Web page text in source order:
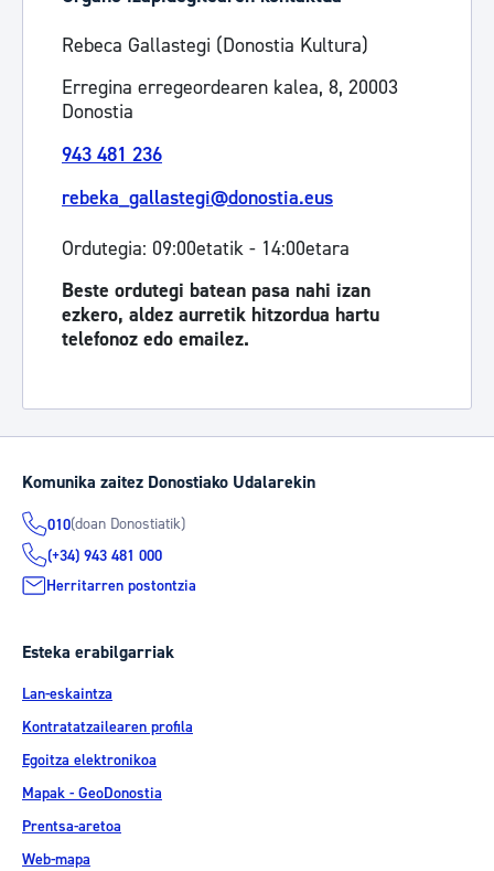
Rebeca Gallastegi (Donostia Kultura)
Erregina erregeordearen kalea, 8, 20003
Donostia
943 481 236
rebeka_gallastegi@donostia.eus
Ordutegia: 09:00etatik - 14:00etara
Beste ordutegi batean pasa nahi izan
ezkero, aldez aurretik hitzordua hartu
telefonoz edo emailez.
Komunika zaitez Donostiako Udalarekin
010(doan Donostiatik)
(+34) 943 481 000
Herritarren postontzia
Esteka erabilgarriak
Lan-eskaintza
Kontratatzailearen profila
Egoitza elektronikoa
Mapak - GeoDonostia
Prentsa-aretoa
Web-mapa